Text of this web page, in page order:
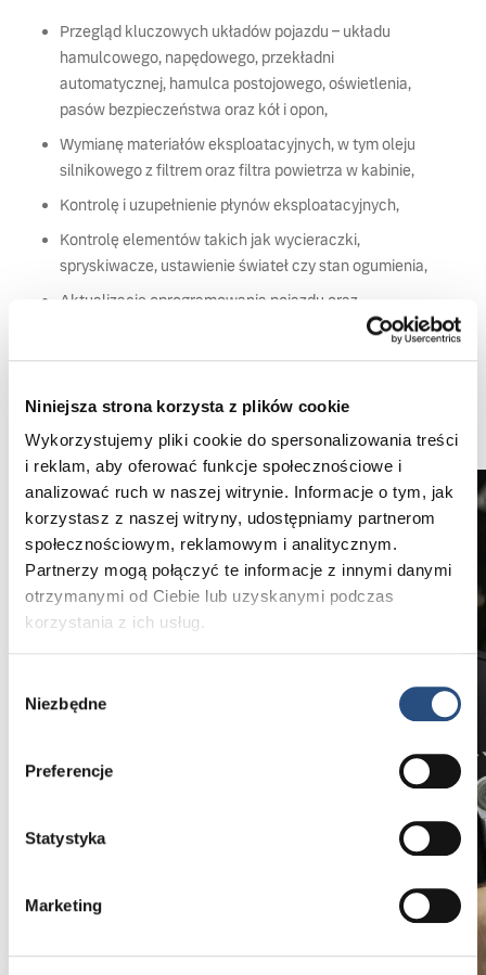
Niniejsza strona korzysta z plików cookie
Wykorzystujemy pliki cookie do spersonalizowania treści
i reklam, aby oferować funkcje społecznościowe i
analizować ruch w naszej witrynie. Informacje o tym, jak
korzystasz z naszej witryny, udostępniamy partnerom
społecznościowym, reklamowym i analitycznym.
Partnerzy mogą połączyć te informacje z innymi danymi
otrzymanymi od Ciebie lub uzyskanymi podczas
korzystania z ich usług.
zgody
Niezbędne
Preferencje
Statystyka
Marketing
Przegląd kluczowych układów pojazdu – układu
hamulcowego, napędowego, przekładni
automatycznej, hamulca postojowego, oświetlenia,
pasów bezpieczeństwa oraz kół i opon,
Wymianę materiałów eksploatacyjnych, w tym oleju
silnikowego z filtrem oraz filtra powietrza w kabinie,
Kontrolę i uzupełnienie płynów eksploatacyjnych,
Kontrolę elementów takich jak wycieraczki,
spryskiwacze, ustawienie świateł czy stan ogumienia,
Aktualizację oprogramowania pojazdu oraz
sprawdzenie i przedłużenie subskrypcji Volvo Cars
podczas serwisu w Autoryzowanym Serwisie Volvo.